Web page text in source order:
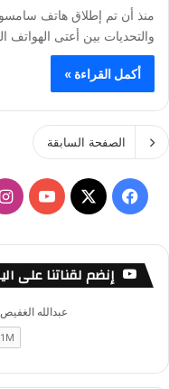
والتحديات بين أعتى
أكمل القراءة »
الصفحة السابقة
س
ك
o
u
u
إنضم لقناتنا على